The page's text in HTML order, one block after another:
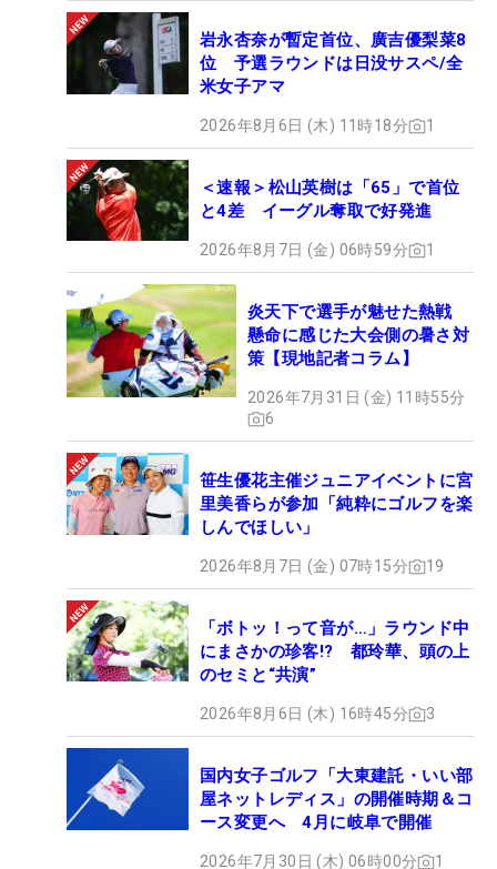
岩永杏奈が暫定首位、廣吉優梨菜8
位 予選ラウンドは日没サスペ/全
米女子アマ
2026年8月6日 (木) 11時18分 1
＜速報＞松山英樹は「65」で首位
と4差 イーグル奪取で好発進
2026年8月7日 (金) 06時59分 1
炎天下で選手が魅せた熱戦
懸命に感じた大会側の暑さ対
策【現地記者コラム】
2026年7月31日 (金) 11時55分
6
笹生優花主催ジュニアイベントに宮
里美香らが参加「純粋にゴルフを楽
しんでほしい」
2026年8月7日 (金) 07時15分 19
「ボトッ！って音が…」ラウンド中
にまさかの珍客!? 都玲華、頭の上
のセミと“共演”
2026年8月6日 (木) 16時45分 3
国内女子ゴルフ「大東建託・いい部
屋ネットレディス」の開催時期＆コ
ース変更へ 4月に岐阜で開催
2026年7月30日 (木) 06時00分 1